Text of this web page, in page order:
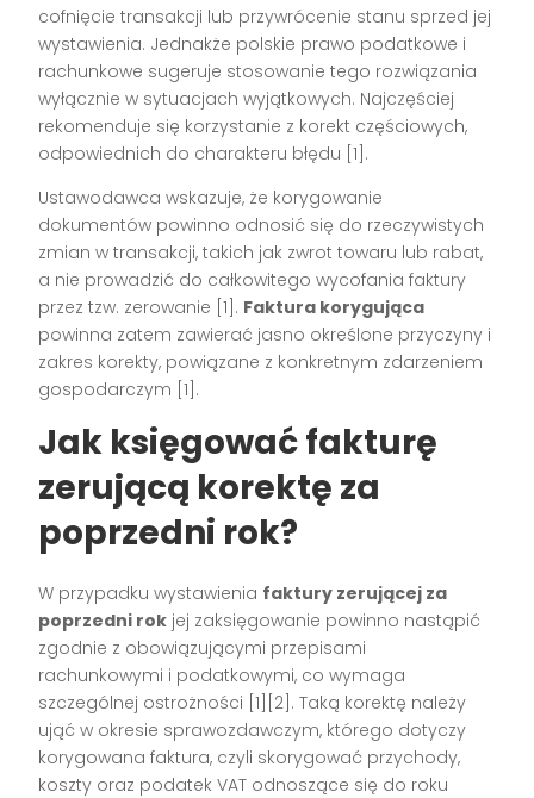
cofnięcie transakcji lub przywrócenie stanu sprzed jej
wystawienia. Jednakże polskie prawo podatkowe i
rachunkowe sugeruje stosowanie tego rozwiązania
wyłącznie w sytuacjach wyjątkowych. Najczęściej
rekomenduje się korzystanie z korekt częściowych,
odpowiednich do charakteru błędu [1] .
Ustawodawca wskazuje, że korygowanie
dokumentów powinno odnosić się do rzeczywistych
zmian w transakcji, takich jak zwrot towaru lub rabat,
a nie prowadzić do całkowitego wycofania faktury
przez tzw. zerowanie [1] . Faktura korygująca
powinna zatem zawierać jasno określone przyczyny i
zakres korekty, powiązane z konkretnym zdarzeniem
gospodarczym [1] .
Jak księgować fakturę
zerującą korektę za
poprzedni rok?
W przypadku wystawienia faktury zerującej za
poprzedni rok jej zaksięgowanie powinno nastąpić
zgodnie z obowiązującymi przepisami
rachunkowymi i podatkowymi, co wymaga
szczególnej ostrożności [1][2] . Taką korektę należy
ująć w okresie sprawozdawczym, którego dotyczy
korygowana faktura, czyli skorygować przychody,
koszty oraz podatek VAT odnoszące się do roku